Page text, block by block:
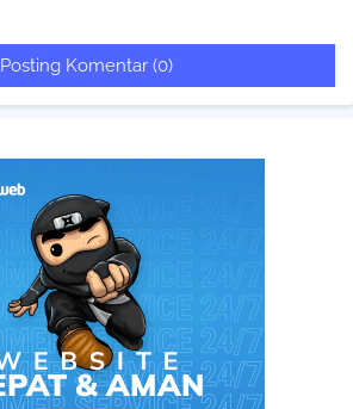
Posting Komentar (0)